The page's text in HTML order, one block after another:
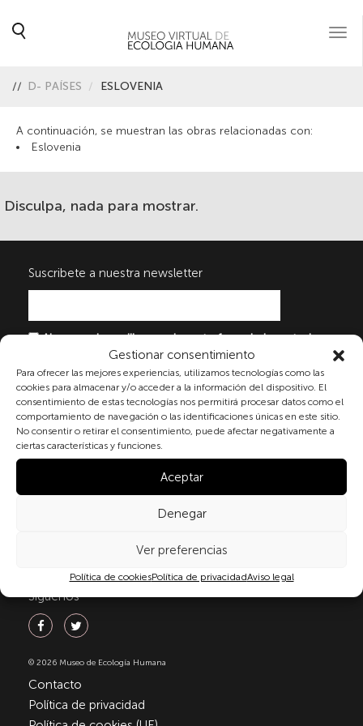
Gestionar consentimiento
Para ofrecer las mejores experiencias, utilizamos tecnologías como las
cookies para almacenar y/o acceder a la información del dispositivo. El
consentimiento de estas tecnologías nos permitirá procesar datos como el
comportamiento de navegación o las identificaciones únicas en este sitio.
No consentir o retirar el consentimiento, puede afectar negativamente a
ciertas características y funciones.
Aceptar
Denegar
Ver preferencias
Política de cookiesPolítica de privacidadAviso legal
// D- PAÍSES ESLOVENIA
A continuación, se muestran las obras relacionadas con:
Eslovenia
Disculpa, nada para mostrar.
Suscribete a nuestra newsletter
Al marcar la casilla y enviar este formulario, usted
consiente expresamente el tratamiento de sus datos
personales conforme a la normativa vigente en
materia de protección de datos personales, en
particular, de acuerdo con lo dispuesto en el
Reglamento (UE) 2016/679 del Parlamento Europeo y
del Consejo de 27 de abril de 2016 (RGPD) y la Ley
Orgánica 3/2018, de 5 de diciembre, de Protección de
Datos Personales y garantía de los derechos
digitale(LOPDGDD). Para más información puede
política de privacidad
Síguenos
© 2026 Museo de Ecología Humana
Contacto
Política de privacidad